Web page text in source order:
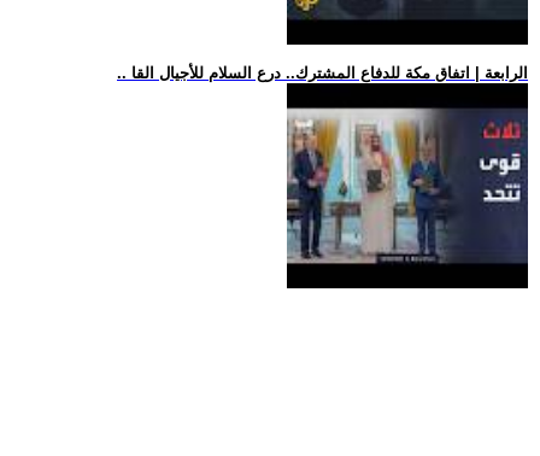
.. الرابعة | اتفاق مكة للدفاع المشترك.. درع السلام للأجيال القا